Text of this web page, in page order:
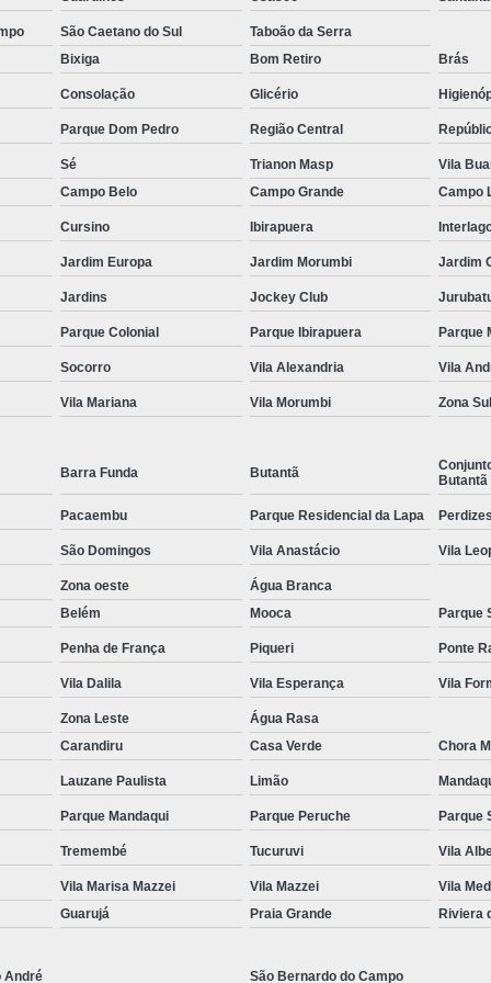
Empresa de Manutenção Equipamentos Academia
Manutenção Aparelhos de Academia
Manutenção de Equipamentos Academia
Manutenção Equipamentos de Academia
Serviço de
Multi Estação W4
Multi Estação Academia Multi
Estação Funcional
Multi Estação Musculação Multi
para Musculação
Multi Estação Performer Multi
Venda de Equipamento para Academia
Venda
de Equipamentos e Acessórios para Academia
de Equipamentos para Academia Grande
Venda de
Equipamentos para Academia de Idosos
Venda
São Caetano do Sul
Taboão da Serra
Bixiga Bom Retiro Brás
Consolação Glicério
Parque Dom Pedro Região Central
Sé Trianon Masp
Vila
Campo Belo Campo Grande Campo
Cursino Ibirapuera
Jardim Europa Jardim Morumbi Jardim
Jardins Jockey Club
Parque Colonial Parque Ibirapuera Parque
Socorro Vila Alexandria Vila
Vila Mariana Vila Morumbi Zona Sul
Barra Funda Butantã
Butantã
Pacaembu Parque Residencial da Lapa Perdizes
São Domingos Vila Anastácio Vila
Zona oeste
Água Branca
Belém Mooca Parque
Penha de França Piqueri Ponte
Vila Dalila Vila Esperança Vila
Zona Leste
Água Rasa
Carandiru Casa Verde Chora
Lauzane Paulista Limão
Parque Mandaqui Parque Peruche Parque
Tremembé Tucuruvi Vila
Vila Marisa Mazzei Vila Mazzei
Vila
Guarujá Praia Grande Riviera
André São Bernardo do Campo